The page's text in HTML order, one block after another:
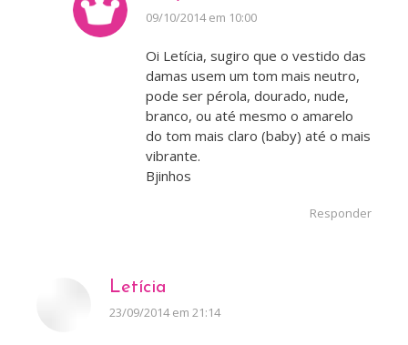
disse:
09/10/2014 em 10:00
Oi Letícia, sugiro que o vestido das
damas usem um tom mais neutro,
pode ser pérola, dourado, nude,
branco, ou até mesmo o amarelo
do tom mais claro (baby) até o mais
vibrante.
Bjinhos
Responder
Letícia
disse:
23/09/2014 em 21:14